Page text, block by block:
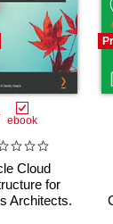
ebook
Cloud
for
Architects.